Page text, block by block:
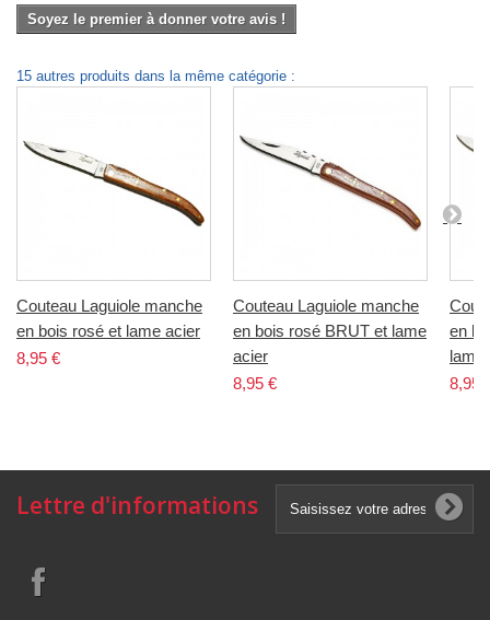
Soyez le premier à donner votre avis !
15 autres produits dans la même catégorie :
Couteau Laguiole manche
en bois rosé et lame acier
8,95 €
Couteau Laguiole manche
en bois rosé BRUT et lame
acier
8,95 €
en
lame
8,95
Lettre d'informations